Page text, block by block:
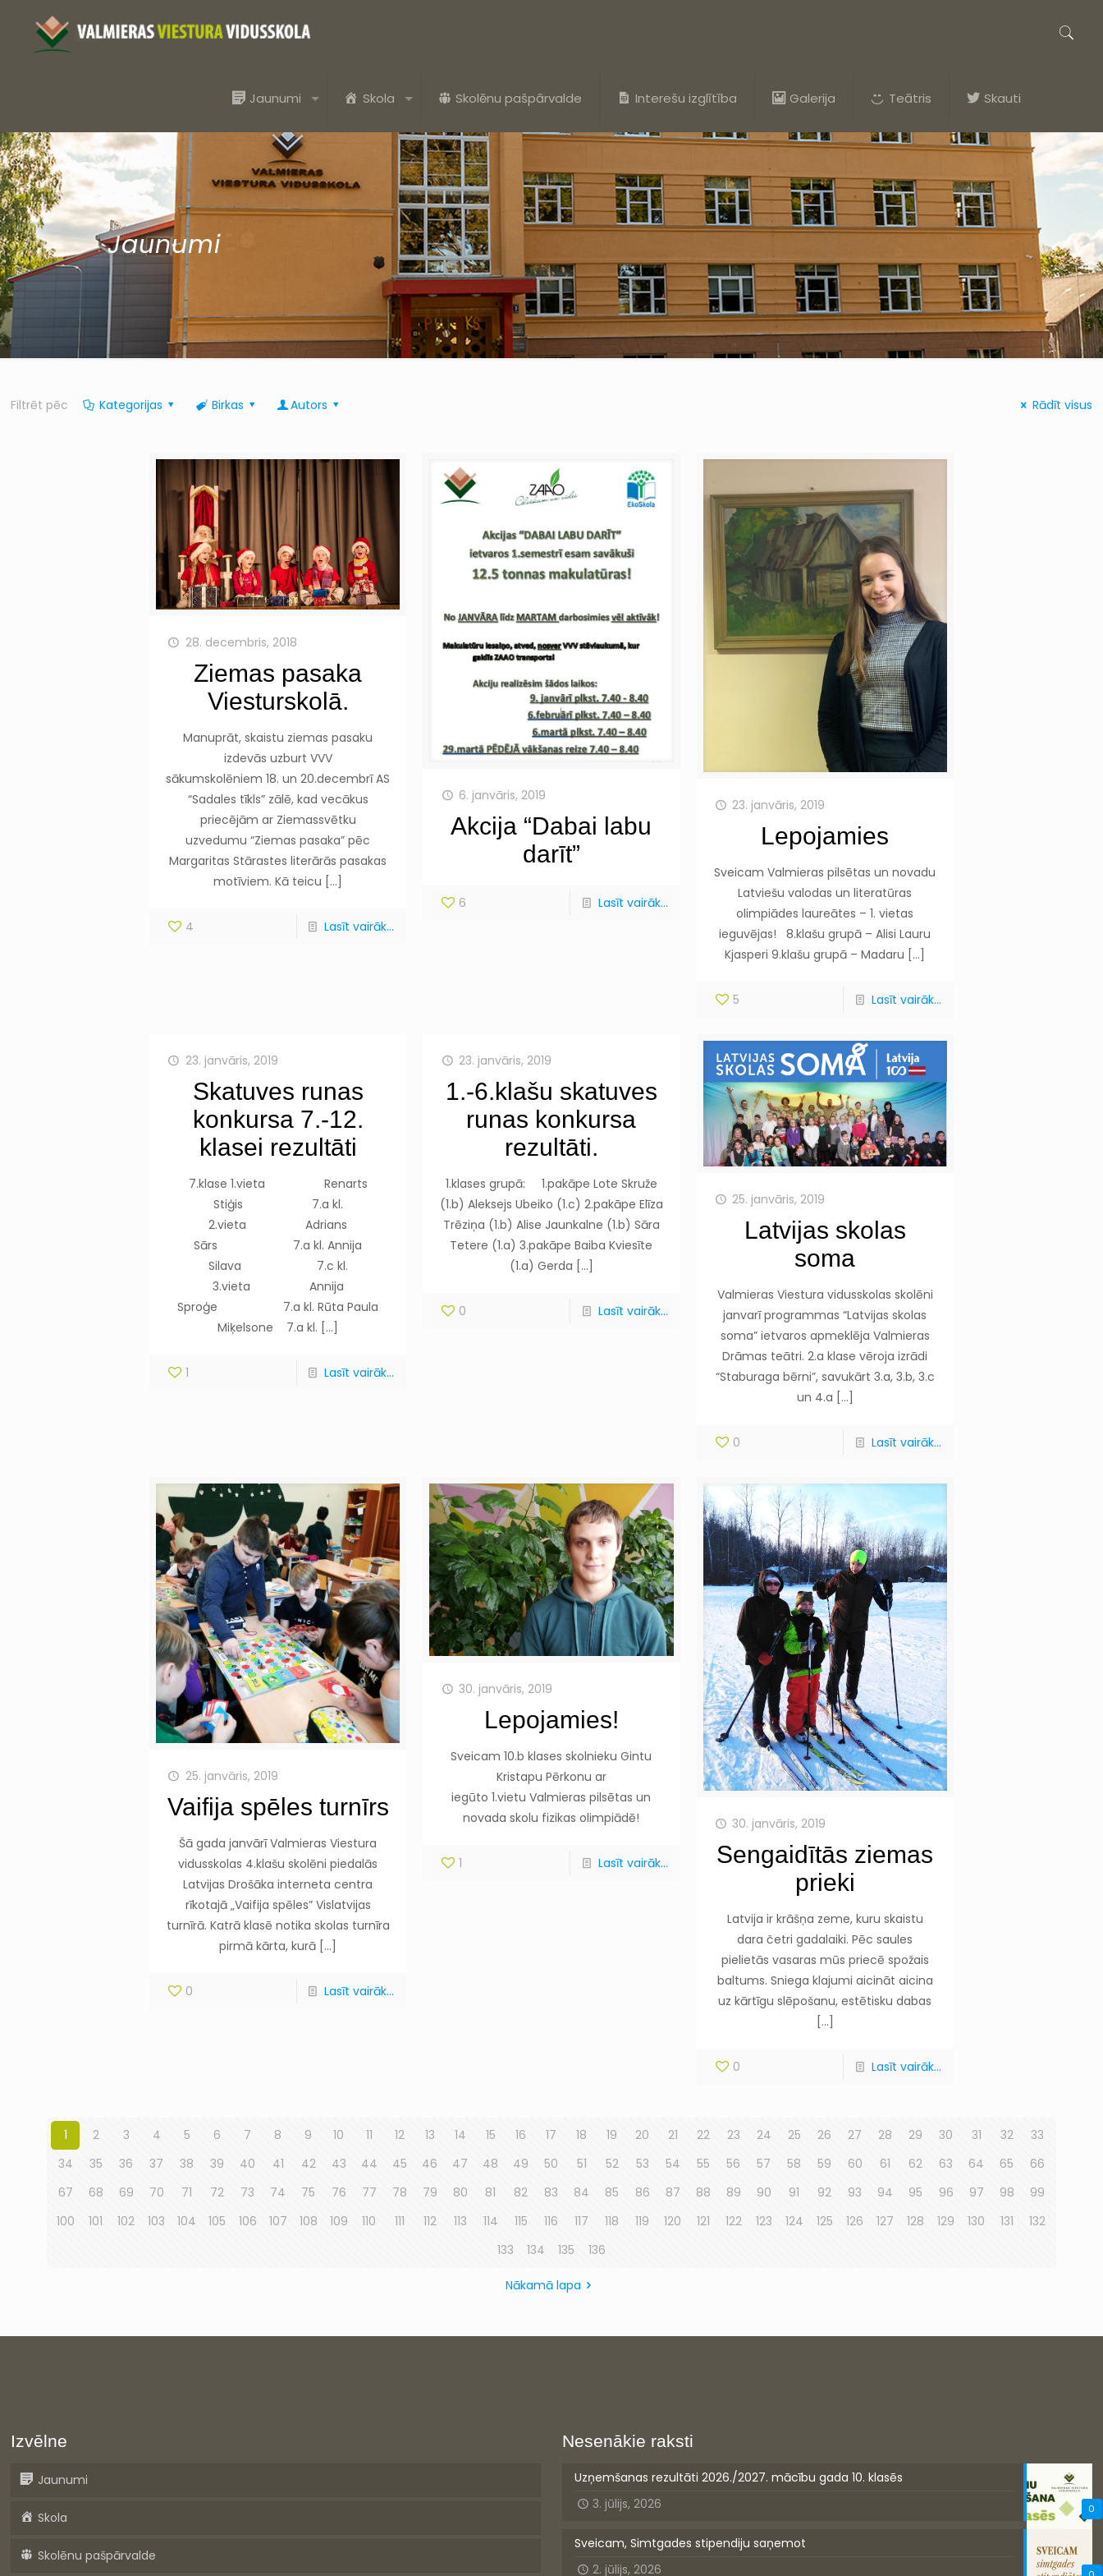
Jaunumi Skola Skolēnu pašpārvalde Interešu izglītība Galerija Teātris Skauti
Jaunumi
Filtrēt pēc Kategorijas Birkas Autors Rādīt visus
28. decembris, 2018
Ziemas pasaka
Viesturskolā.
Manuprāt, skaistu ziemas pasaku
izdevās uzburt VVV
sākumskolēniem 18. un 20.decembrī AS
“Sadales tīkls” zālē, kad vecākus
priecējām ar Ziemassvētku
uzvedumu “Ziemas pasaka” pēc
Margaritas Stārastes literārās pasakas
motīviem. Kā teicu […]
4 Lasīt vairāk...
6. janvāris, 2019
Akcija “Dabai labu
darīt”
6 Lasīt vairāk...
23. janvāris, 2019
Lepojamies
Sveicam Valmieras pilsētas un novadu
Latviešu valodas un literatūras
olimpiādes laureātes – 1. vietas
ieguvējas! 8.klašu grupā – Alisi Lauru
Kjasperi 9.klašu grupā – Madaru […]
5 Lasīt vairāk...
23. janvāris, 2019
Skatuves runas
konkursa 7.-12.
klasei rezultāti
7.klase 1.vieta Renarts
Stiģis 7.a kl.
2.vieta Adrians
Sārs 7.a kl. Annija
Silava 7.c kl.
3.vieta Annija
Sproģe 7.a kl. Rūta Paula
Miķelsone 7.a kl. […]
1 Lasīt vairāk...
23. janvāris, 2019
1.-6.klašu skatuves
runas konkursa
rezultāti.
1.klases grupā: 1.pakāpe Lote Skruže
(1.b) Aleksejs Ubeiko (1.c) 2.pakāpe Elīza
Trēziņa (1.b) Alise Jaunkalne (1.b) Sāra
Tetere (1.a) 3.pakāpe Baiba Kviesīte
(1.a) Gerda […]
0 Lasīt vairāk...
25. janvāris, 2019
Latvijas skolas
soma
Valmieras Viestura vidusskolas skolēni
janvarī programmas “Latvijas skolas
soma” ietvaros apmeklēja Valmieras
Drāmas teātri. 2.a klase vēroja izrādi
“Staburaga bērni”, savukārt 3.a, 3.b, 3.c
un 4.a […]
0 Lasīt vairāk...
25. janvāris, 2019
Vaifija spēles turnīrs
Šā gada janvārī Valmieras Viestura
vidusskolas 4.klašu skolēni piedalās
Latvijas Drošāka interneta centra
rīkotajā „Vaifija spēles” Vislatvijas
turnīrā. Katrā klasē notika skolas turnīra
pirmā kārta, kurā […]
0 Lasīt vairāk...
30. janvāris, 2019
Lepojamies!
Sveicam 10.b klases skolnieku Gintu
Kristapu Pērkonu ar
iegūto 1.vietu Valmieras pilsētas un
novada skolu fizikas olimpiādē!
1 Lasīt vairāk...
30. janvāris, 2019
Sengaidītās ziemas
prieki
Latvija ir krāšņa zeme, kuru skaistu
dara četri gadalaiki. Pēc saules
pielietās vasaras mūs priecē spožais
baltums. Sniega klajumi aicināt aicina
uz kārtīgu slēpošanu, estētisku dabas
[…]
0 Lasīt vairāk...
1 2 3 4 5 6 7 8 9 10 11 12 13 14 15 16 17 18 19 20 21 22 23 24 25 26 27 28 29 30 31 32
33
34
35 36 37 38 39 40 41 42 43 44 45 46 47 48 49 50 51 52 53 54 55 56 57 58 59 60 61 62 63 64 65
66
67
68 69 70 71 72 73 74 75 76 77 78 79 80 81 82 83 84 85 86 87 88 89 90 91 92 93 94 95 96 97 98
99
100
101 102 103 104 105 106 107 108 109 110 111 112 113 114 115 116 117 118 119 120 121 122 123 124 125 126 127 128 129 130 131
132
133
134 135 136
Nākamā lapa
Izvēlne
Jaunumi
Skola
Skolēnu pašpārvalde
Nesenākie raksti
0
Uzņemšanas rezultāti 2026./2027. mācību gada 10. klasēs
3. jūlijs, 2026
Sveicam, Simtgades stipendiju saņemot
2. jūlijs, 2026